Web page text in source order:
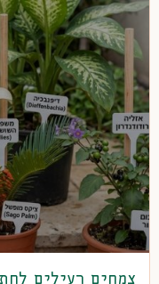
צמחים רעילים